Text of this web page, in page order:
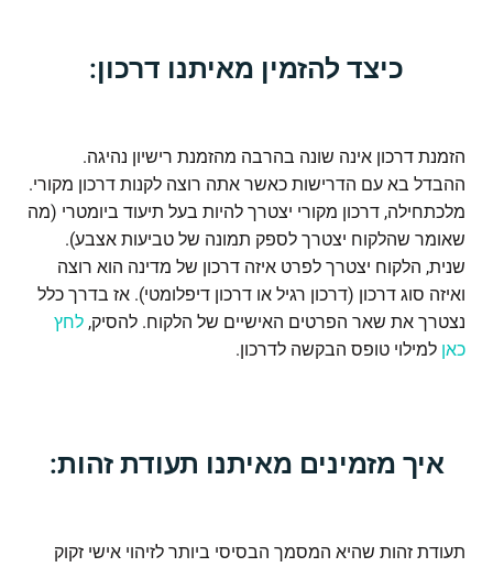
כיצד להזמין מאיתנו דרכון:
הזמנת דרכון אינה שונה בהרבה מהזמנת רישיון נהיגה.
ההבדל בא עם הדרישות כאשר אתה רוצה לקנות דרכון מקורי.
מלכתחילה, דרכון מקורי יצטרך להיות בעל תיעוד ביומטרי (מה
שאומר שהלקוח יצטרך לספק תמונה של טביעות אצבע).
שנית, הלקוח יצטרך לפרט איזה דרכון של מדינה הוא רוצה
ואיזה סוג דרכון (דרכון רגיל או דרכון דיפלומטי). אז בדרך כלל
נצטרך את שאר הפרטים האישיים של הלקוח. להסיק, לחץ
כאן למילוי טופס הבקשה לדרכון.
איך מזמינים מאיתנו תעודת זהות:
תעודת זהות שהיא המסמך הבסיסי ביותר לזיהוי אישי זקוק